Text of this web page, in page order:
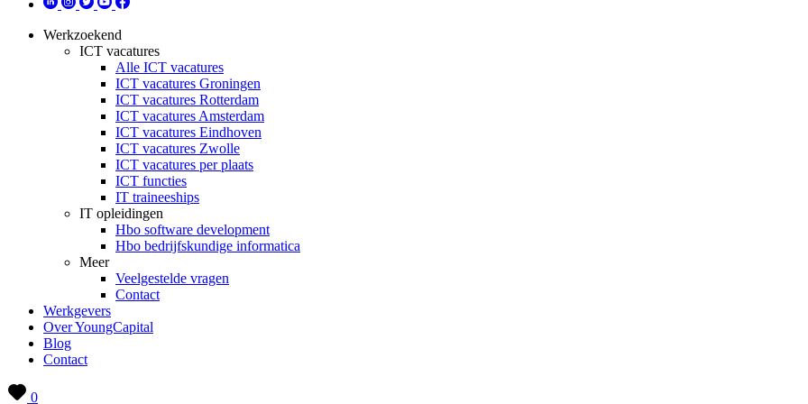
Werkzoekend
ICT vacatures
Alle ICT vacatures
ICT vacatures Groningen
ICT vacatures Rotterdam
ICT vacatures Amsterdam
ICT vacatures Eindhoven
ICT vacatures Zwolle
ICT vacatures per plaats
ICT functies
IT traineeships
IT opleidingen
Hbo software development
Hbo bedrijfskundige informatica
Meer
Veelgestelde vragen
Contact
Werkgevers
Over YoungCapital
Blog
Contact
0